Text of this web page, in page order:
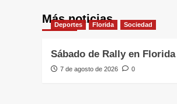
Más noticias
Deportes Florida Sociedad
Sábado de Rally en Florida
7 de agosto de 2026 0